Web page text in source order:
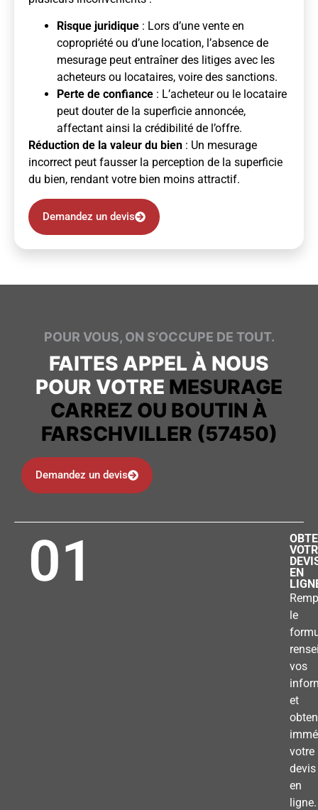
Risque juridique : Lors d’une vente en
copropriété ou d’une location, l’absence de
mesurage peut entraîner des litiges avec les
acheteurs ou locataires, voire des sanctions.
Perte de confiance : L’acheteur ou le locataire
peut douter de la superficie annoncée,
affectant ainsi la crédibilité de l’offre.
Réduction de la valeur du bien : Un mesurage
incorrect peut fausser la perception de la superficie
du bien, rendant votre bien moins attractif.
Demandez un devis
POUR VOUS, ON S’OCCUPE DE TOUT.
FAITES APPEL À NOUS
POUR VOTRE MESURAGE
CARREZ OU BOUTIN À
FARSCHVILLER (57450)
Demandez un devis
01
EN
le
vos
et
votre
devis
en
ligne.